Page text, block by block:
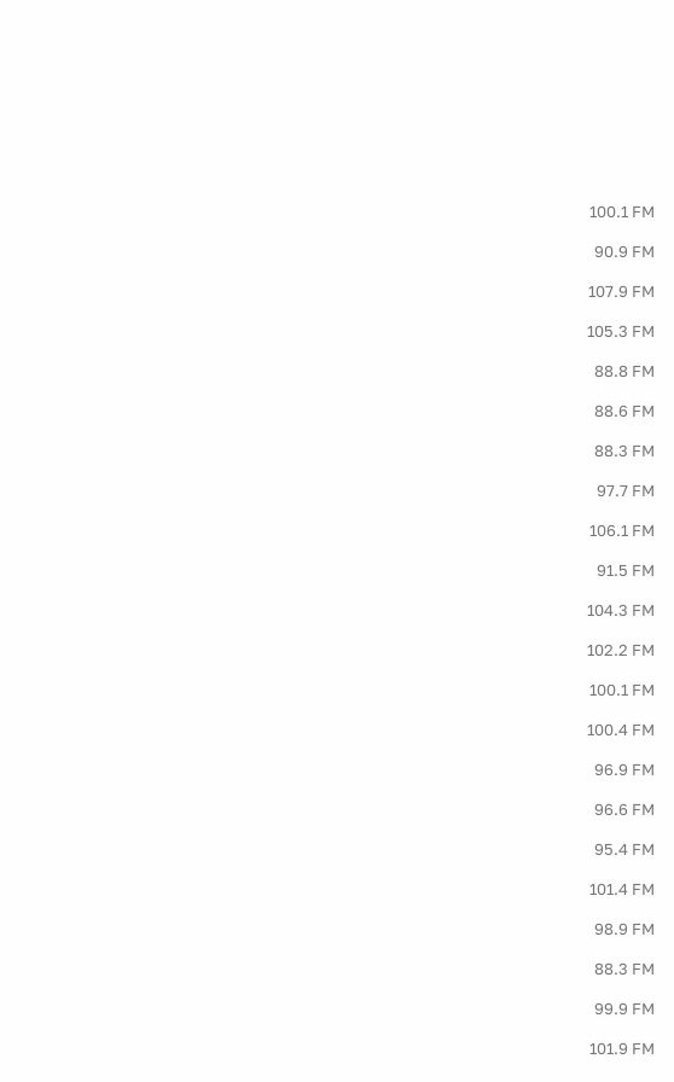
100.1 FM
90.9 FM
107.9 FM
105.3 FM
88.8 FM
88.6 FM
88.3 FM
97.7 FM
106.1 FM
91.5 FM
104.3 FM
102.2 FM
100.1 FM
100.4 FM
96.9 FM
96.6 FM
95.4 FM
101.4 FM
98.9 FM
88.3 FM
99.9 FM
101.9 FM